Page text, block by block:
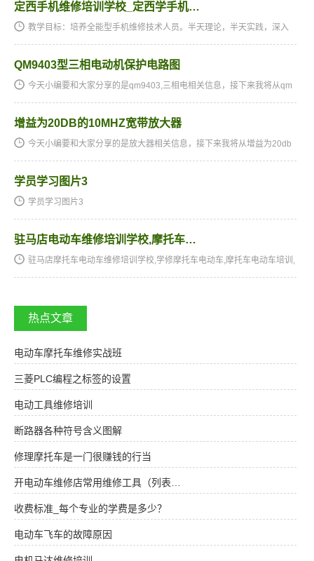
定西手机维修培训学校_定西学手机…
教学目标：培养全能型手机维修技术人员。半天理论，半天实践，深入
QM9403型三相电动机保护电路图
今天小编要和大家分享的是qm9403,三相电相关信息，接下来我将从qm
增益为20DB的10MHZ宽带放大器
今天小编要和大家分享的是放大器相关信息，接下来我将从增益为20db
学员学习图片3
学员学习图片3
驻马店电动车维修培训学校,摩托车…
驻马店摩托车电动车维修培训学校,学修摩托车电动车,摩托车电动车培训,
热点文章
电动车摩托车维修实战班
三菱PLC编程之标签的设置
电动工具维修培训
断路器各种符号含义图解
修理摩托车是一门很赚钱的行当
开电动车维修店常用维修工具（列表…
收费标准_每个专业的学费是多少？
电动车飞车的故障原因